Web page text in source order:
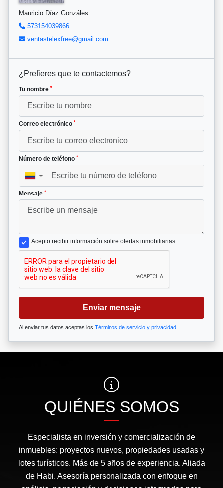
Mauricio Díaz Gonzáles
573154039866
ventastelexfree@gmail.com
¿Prefieres que te contactemos?
Tu nombre *
Correo electrónico *
Número de teléfono *
▼
Mensaje *
Acepto recibir información sobre ofertas inmobiliarias
Enviar mensaje
Al enviar tus datos aceptas los Términos de servicio y privacidad
QUIÉNES SOMOS
Especialista en inversión y comercialización de
inmuebles: proyectos nuevos, propiedades usadas y
lotes turísticos. Más de 5 años de experiencia. Aliada
de Habi. Asesoría personalizada con enfoque en